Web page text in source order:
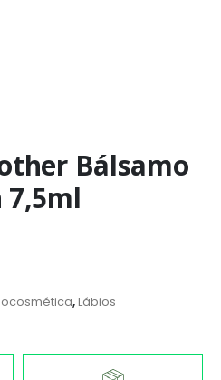
Bálsamo
7,5ml
,Lábios